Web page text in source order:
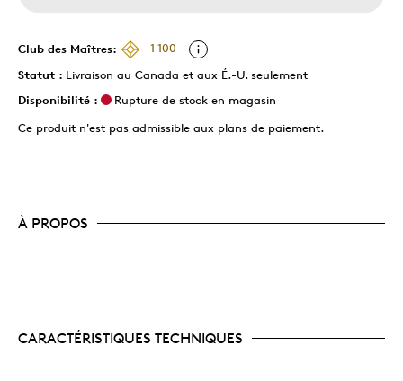
Club des Maîtres:
1 100
Statut : Livraison au Canada et aux É.-U. seulement
Disponibilité :
Rupture de stock en magasin
Ce produit n'est pas admissible aux plans de paiement.
À PROPOS
CARACTÉRISTIQUES TECHNIQUES